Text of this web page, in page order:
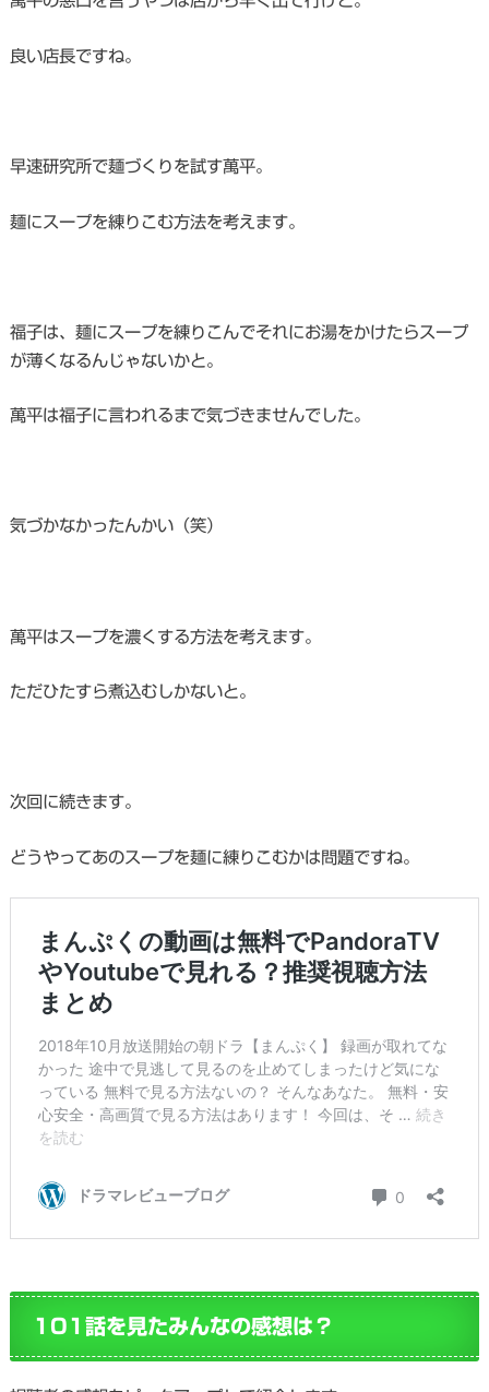
良い店長ですね。
早速研究所で麺づくりを試す萬平。
麺にスープを練りこむ方法を考えます。
福子は、麺にスープを練りこんでそれにお湯をかけたらスープ
が薄くなるんじゃないかと。
萬平は福子に言われるまで気づきませんでした。
気づかなかったんかい（笑）
萬平はスープを濃くする方法を考えます。
ただひたすら煮込むしかないと。
次回に続きます。
どうやってあのスープを麺に練りこむかは問題ですね。
101話を見たみんなの感想は？